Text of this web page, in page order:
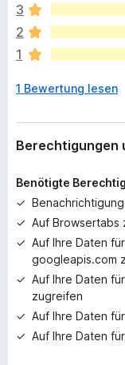
e
g
e
n
o
h
k
i
e
B
e
e
n
3
2
1
1 Bewertung lesen
Berechtigungen
Benötigte
Auf Browsertabs
Auf Ihre Daten
googleapis.com
Auf Ihre Daten
zugreifen
Auf Ihre Daten
Auf Ihre Daten